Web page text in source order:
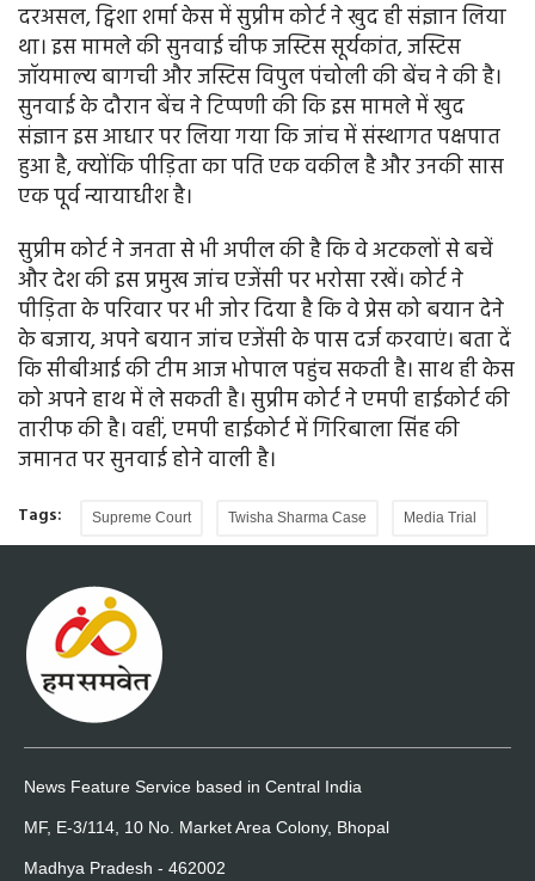
दरअसल, ट्विशा शर्मा केस में सुप्रीम कोर्ट ने खुद ही संज्ञान लिया
था। इस मामले की सुनवाई चीफ जस्टिस सूर्यकांत, जस्टिस
जॉयमाल्य बागची और जस्टिस विपुल पंचोली की बेंच ने की है।
सुनवाई के दौरान बेंच ने टिप्पणी की कि इस मामले में खुद
संज्ञान इस आधार पर लिया गया कि जांच में संस्थागत पक्षपात
हुआ है, क्योंकि पीड़िता का पति एक वकील है और उनकी सास
एक पूर्व न्यायाधीश है।
सुप्रीम कोर्ट ने जनता से भी अपील की है कि वे अटकलों से बचें
और देश की इस प्रमुख जांच एजेंसी पर भरोसा रखें। कोर्ट ने
पीड़िता के परिवार पर भी जोर दिया है कि वे प्रेस को बयान देने
के बजाय, अपने बयान जांच एजेंसी के पास दर्ज करवाएं। बता दें
कि सीबीआई की टीम आज भोपाल पहुंच सकती है। साथ ही केस
को अपने हाथ में ले सकती है। सुप्रीम कोर्ट ने एमपी हाईकोर्ट की
तारीफ की है। वहीं, एमपी हाईकोर्ट में गिरिबाला सिंह की
जमानत पर सुनवाई होने वाली है।
Tags: Supreme Court Twisha Sharma Case Media Trial
News Feature Service based in Central India
MF, E-3/114, 10 No. Market Area Colony, Bhopal
Madhya Pradesh - 462002